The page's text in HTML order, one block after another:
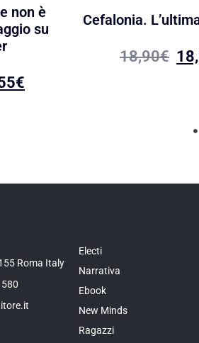
non è
su
€
Cefalonia.
18,90€
Roma Italy
Electi
Narrativa
Ebook
New Minds
Ragazzi